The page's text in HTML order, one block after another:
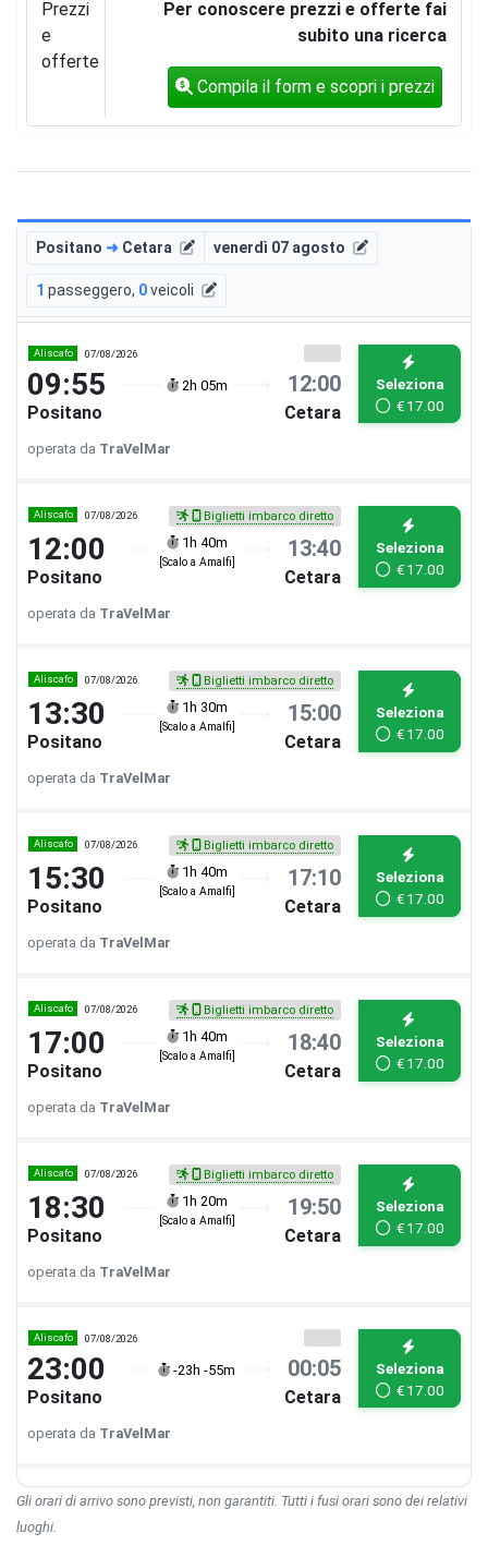
Prezzi
e
offerte
Per conoscere prezzi e offerte fai
subito una ricerca
Compila il form e scopri i prezzi
Positano ➜ Cetara venerdì 07 agosto
1 passeggero, 0veicoli
Aliscafo 07/08/2026
09:55 2h 05m 12:00
Positano Cetara
Seleziona
€17.00
operata da TraVelMar
Aliscafo 07/08/2026 Biglietti imbarco diretto
12:00 1h 40m
[Scalo a Amalfi]
13:40
Positano Cetara
Seleziona
€17.00
operata da TraVelMar
Aliscafo 07/08/2026 Biglietti imbarco diretto
13:30 1h 30m
[Scalo a Amalfi]
15:00
Positano Cetara
Seleziona
€17.00
operata da TraVelMar
Aliscafo 07/08/2026 Biglietti imbarco diretto
15:30 1h 40m
[Scalo a Amalfi]
17:10
Positano Cetara
Seleziona
€17.00
operata da TraVelMar
Aliscafo 07/08/2026 Biglietti imbarco diretto
17:00 1h 40m
[Scalo a Amalfi]
18:40
Positano Cetara
Seleziona
€17.00
operata da TraVelMar
Aliscafo 07/08/2026 Biglietti imbarco diretto
18:30 1h 20m
[Scalo a Amalfi]
19:50
Positano Cetara
Seleziona
€17.00
operata da TraVelMar
Aliscafo 07/08/2026
23:00 -23h -55m 00:05
Positano Cetara
Seleziona
€17.00
operata da TraVelMar
Gli orari di arrivo sono previsti, non garantiti. Tutti i fusi orari sono dei relativi
luoghi.